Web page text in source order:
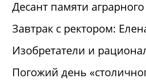
Десант памяти
Завтрак с ректором:
Изобретатели и
Погожий день